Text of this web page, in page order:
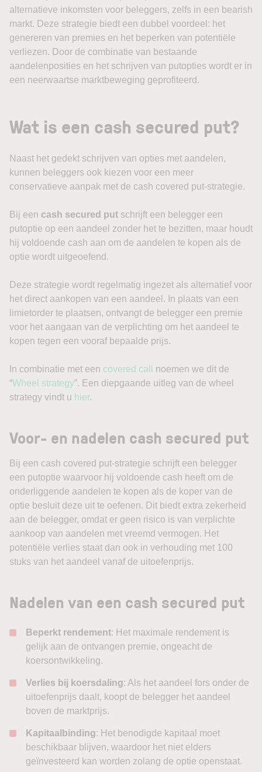
alternatieve inkomsten voor beleggers, zelfs in een bearish
markt. Deze strategie biedt een dubbel voordeel: het
genereren van premies en het beperken van potentiële
verliezen. Door de combinatie van bestaande
aandelenposities en het schrijven van putopties wordt er in
een neerwaartse marktbeweging geprofiteerd.
Wat is een cash secured put?
Naast het gedekt schrijven van opties met aandelen,
kunnen beleggers ook kiezen voor een meer
conservatieve aanpak met de cash covered put-strategie.
Bij een cash secured put schrijft een belegger een
putoptie op een aandeel zonder het te bezitten, maar houdt
hij voldoende cash aan om de aandelen te kopen als de
optie wordt uitgeoefend.
Deze strategie wordt regelmatig ingezet als alternatief voor
het direct aankopen van een aandeel. In plaats van een
limietorder te plaatsen, ontvangt de belegger een premie
voor het aangaan van de verplichting om het aandeel te
kopen tegen een vooraf bepaalde prijs.
In combinatie met een covered call
noemen we dit de
“Wheel strategy”. Een diepgaande uitleg van de wheel
strategy vindt u hier.
Voor- en nadelen cash secured put
Bij een cash covered put-strategie schrijft een belegger
een putoptie waarvoor hij voldoende cash heeft om de
onderliggende aandelen te kopen als de koper van de
optie besluit deze uit te oefenen. Dit biedt extra zekerheid
aan de belegger, omdat er geen risico is van verplichte
aankoop van aandelen met vreemd vermogen. Het
potentiële verlies staat dan ook in verhouding met 100
stuks van het aandeel vanaf de uitoefenprijs.
Nadelen van een cash secured put
Beperkt rendement: Het maximale rendement is
gelijk aan de ontvangen premie, ongeacht de
koersontwikkeling.
Verlies bij koersdaling: Als het aandeel fors onder de
uitoefenprijs daalt, koopt de belegger het aandeel
boven de marktprijs.
Kapitaalbinding: Het benodigde kapitaal moet
beschikbaar blijven, waardoor het niet elders
geïnvesteerd kan worden zolang de optie openstaat.